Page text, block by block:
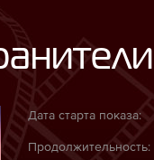
Дата старта показа:
Продолжительность: